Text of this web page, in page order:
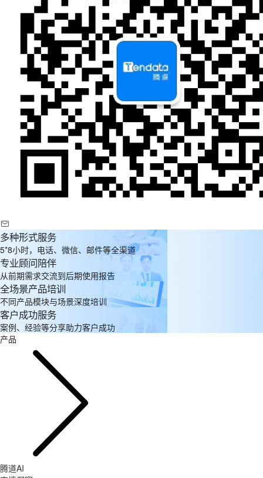
多种形式服务
5*8小时，电话、微信、邮件等全渠道
专业顾问陪伴
从前期需求交流到后期使用报告
全场景产品培训
不同产品模块与场景深度培训
客户成功服务
案例、经验等分享助力客户成功
产品
腾道AI